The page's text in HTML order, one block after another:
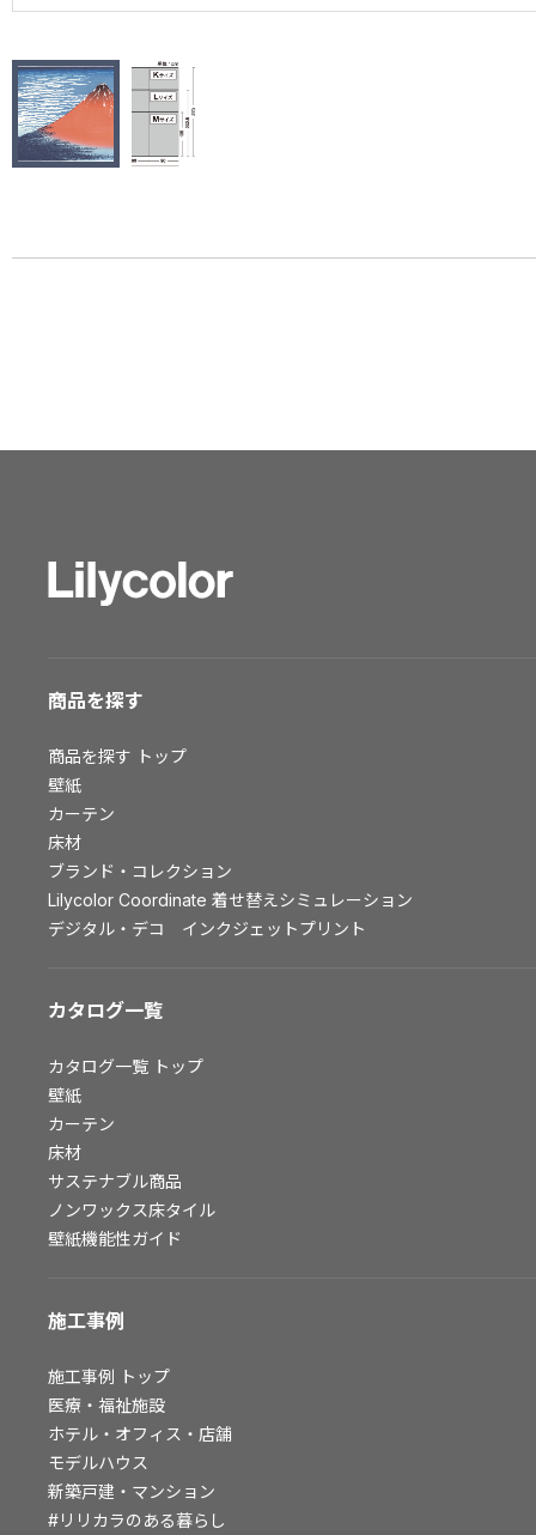
モデルハウス
新築戸建・マンション
#リリカラのある暮らし
大阪ショールーム
仙台ショールーム
お客様サポート
お客様サポート トップ
資料ダウンロード
画像ダウンロード
動画一覧
お手入れ便利帳
お役立ち資料
お問い合わせ（一般のお客様）
よくあるご質問
非住宅案件に関するお問い合わせ
事業紹介
スペースソリューション事業
ファシリティソリューション事業
不動産投資開発事業
会社情報
商品を探す
商品を探す トップ
壁紙
カーテン
床材
ブランド・コレクション
Lilycolor Coordinate 着せ替えシミュレーション
デジタル・デコ インクジェットプリント
カタログ一覧
カタログ一覧 トップ
壁紙
カーテン
床材
サステナブル商品
ノンワックス床タイル
壁紙機能性ガイド
施工事例
施工事例 トップ
医療・福祉施設
ホテル・オフィス・店舗
モデルハウス
新築戸建・マンション
#リリカラのある暮らし